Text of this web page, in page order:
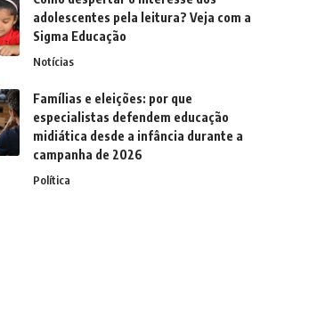
adolescentes pela leitura? Veja com a
Sigma Educação
Notícias
Famílias e eleições: por que
especialistas defendem educação
midiática desde a infância durante a
campanha de 2026
Política